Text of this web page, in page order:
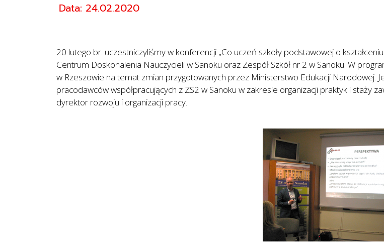
Data: 24.02.2020
20 lutego br. uczestniczyliśmy w konferencji „Co uczeń szkoły podstawowej o
Centrum Doskonalenia Nauczycieli w Sanoku oraz Zespół Szkół nr 2 w Sanoku. W
w Rzeszowie na temat zmian przygotowanych przez Ministerstwo Edukacji Narodowej.
pracodawców współpracujących z ZS2 w Sanoku w zakresie organizacji praktyk i staży
dyrektor rozwoju i organizacji pracy.